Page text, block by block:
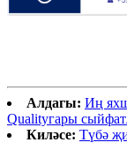
Алдагы: Иң
Qualityгары
Киләсе: Түбә